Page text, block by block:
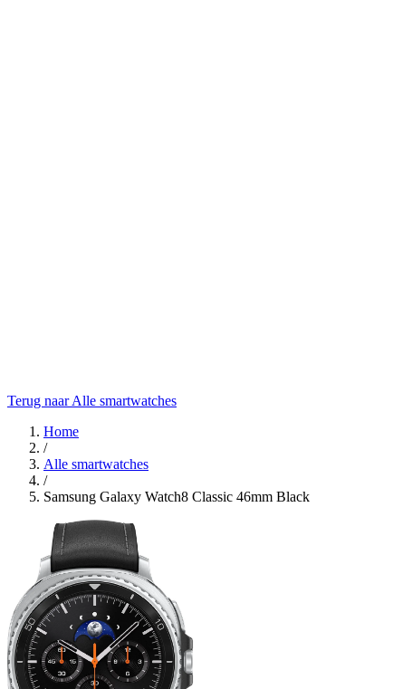
Terug naar Alle smartwatches
Home
/
Alle smartwatches
/
Samsung Galaxy Watch8 Classic 46mm Black